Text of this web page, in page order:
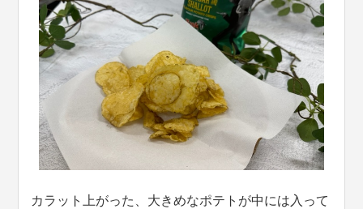
カラット上がった、大きめなポテトが中には入って